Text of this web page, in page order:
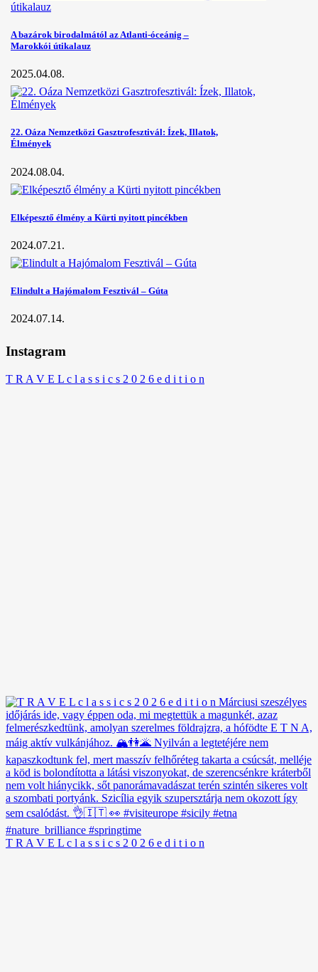
A bazárok birodalmától az Atlanti-óceánig –
Marokkói útikalauz
2025.04.08.
22. Oáza Nemzetközi Gasztrofesztivál: Ízek, Illatok,
Élmények
2024.08.04.
Elképesztő élmény a Kürti nyitott pincékben
2024.07.21.
Elindult a Hajómalom Fesztivál – Gúta
2024.07.14.
Instagram
T R A V E L c l a s s i c s 2 0 2 6 e d i t i o n
T R A V E L c l a s s i c s 2 0 2 6 e d i t i o n